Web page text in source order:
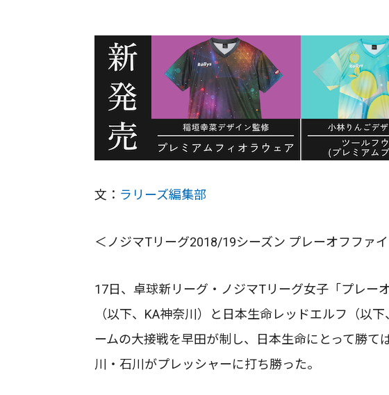
文： ラリーズ編集部
＜ノジマTリーグ2018/19シーズン プレーオフファ
17日、卓球新リーグ・ノジマTリーグ女子「プレー
（以下、KA神奈川）と日本生命レッドエルフ（以
ームの大接戦を早田が制し、日本生命にとって勝て
川・石川がプレッシャーに打ち勝った。